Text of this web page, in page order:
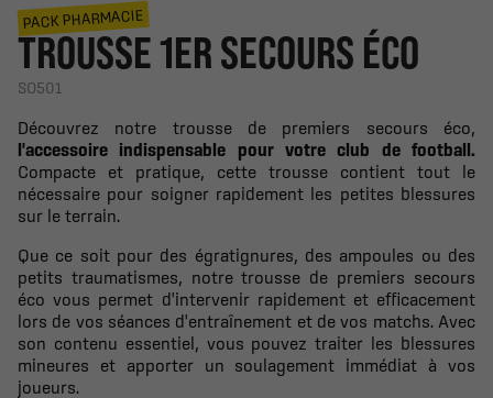
PACK PHARMACIE
TROUSSE 1ER SECOURS ÉCO
SO501
Découvrez notre trousse de premiers secours éco,
l'accessoire indispensable pour votre club de football.
Compacte et pratique, cette trousse contient tout le
nécessaire pour soigner rapidement les petites blessures
sur le terrain.
Que ce soit pour des égratignures, des ampoules ou des
petits traumatismes, notre trousse de premiers secours
éco vous permet d'intervenir rapidement et efficacement
lors de vos séances d'entraînement et de vos matchs. Avec
son contenu essentiel, vous pouvez traiter les blessures
mineures et apporter un soulagement immédiat à vos
joueurs.